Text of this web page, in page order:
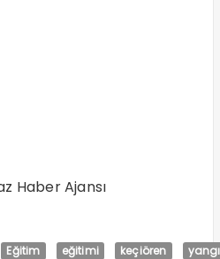
Haber Ajansı
Eğitim eğitimi keçiören